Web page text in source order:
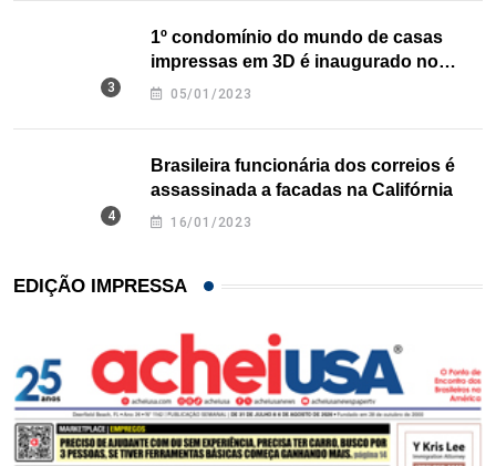
1º condomínio do mundo de casas
impressas em 3D é inaugurado no
Texas
05/01/2023
Brasileira funcionária dos correios é
assassinada a facadas na Califórnia
16/01/2023
EDIÇÃO IMPRESSA